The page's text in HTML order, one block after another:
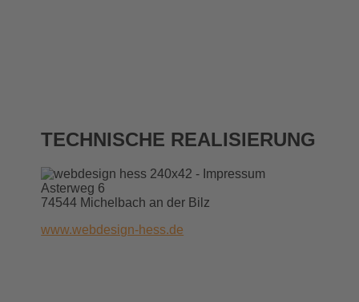
TECHNISCHE REALISIERUNG
Asterweg 6
74544 Michelbach an der Bilz
www.webdesign-hess.de